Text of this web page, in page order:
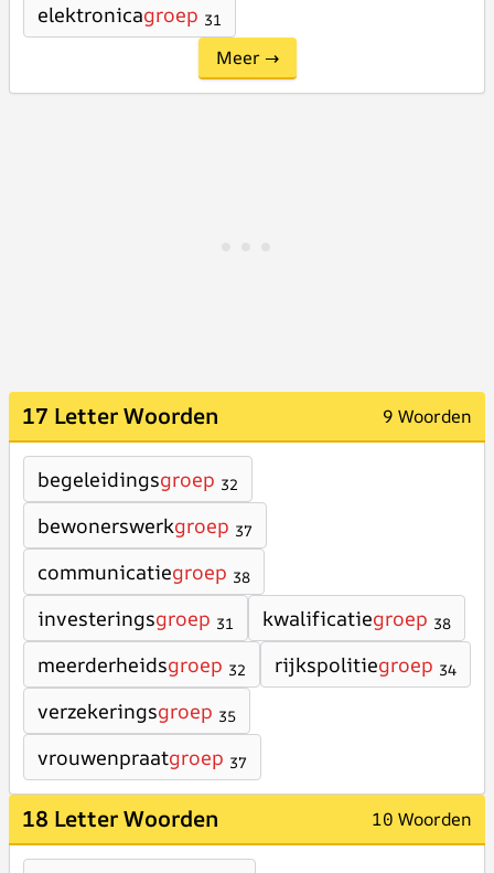
elektronicagroep 31
Meer →
17 Letter Woorden 9 Woorden
begeleidingsgroep 32
bewonerswerkgroep 37
communicatiegroep 38
investeringsgroep 31 kwalificatiegroep 38
meerderheidsgroep 32 rijkspolitiegroep 34
verzekeringsgroep 35
vrouwenpraatgroep 37
18 Letter Woorden 10 Woorden